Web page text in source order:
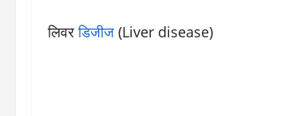
लिवरडिजीज (Liver disease)